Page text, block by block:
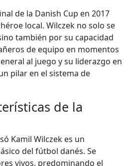
de la Danish Cup en 2017
local. Wilczek no solo se
también por su capacidad
de equipo en momentos
al juego y su liderazgo en
pilar en el sistema de
de la
Kamil Wilczek es un
del fútbol danés. Se
vivos, predominando el